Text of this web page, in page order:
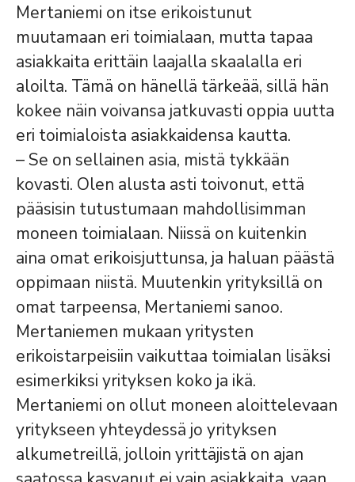
Mertaniemi on itse erikoistunut
muutamaan eri toimialaan, mutta tapaa
asiakkaita erittäin laajalla skaalalla eri
aloilta. Tämä on hänellä tärkeää, sillä hän
kokee näin voivansa jatkuvasti oppia uutta
eri toimialoista asiakkaidensa kautta.
– Se on sellainen asia, mistä tykkään
kovasti. Olen alusta asti toivonut, että
pääsisin tutustumaan mahdollisimman
moneen toimialaan. Niissä on kuitenkin
aina omat erikoisjuttunsa, ja haluan päästä
oppimaan niistä. Muutenkin yrityksillä on
omat tarpeensa, Mertaniemi sanoo.
Mertaniemen mukaan yritysten
erikoistarpeisiin vaikuttaa toimialan lisäksi
esimerkiksi yrityksen koko ja ikä.
Mertaniemi on ollut moneen aloittelevaan
yritykseen yhteydessä jo yrityksen
alkumetreillä, jolloin yrittäjistä on ajan